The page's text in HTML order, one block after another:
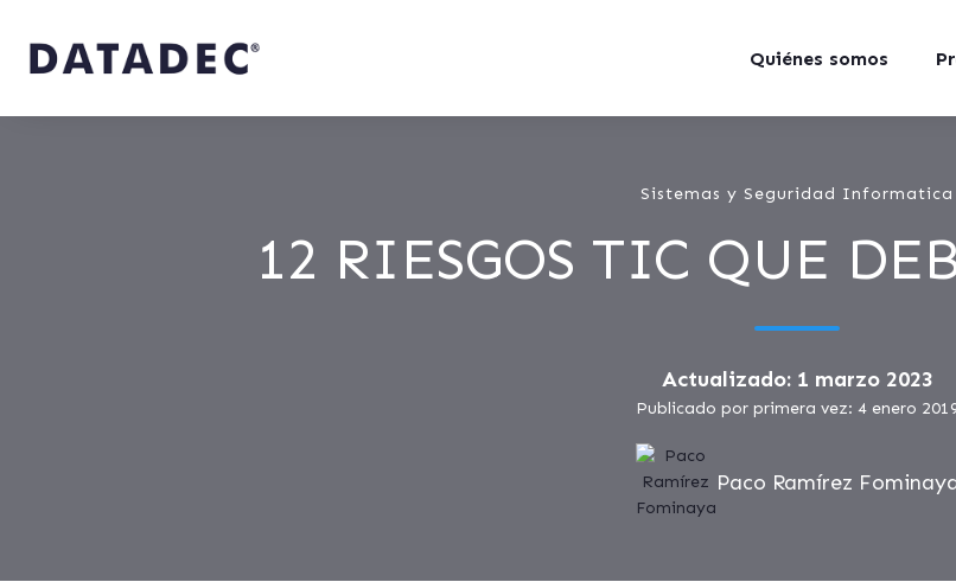
Quiénes somos
Sistemas y Seguridad Informatica
12 RIESGOS TIC QUE
Actualizado: 1 marzo 2023
Publicado por primera vez: 4 enero
Paco Ramírez